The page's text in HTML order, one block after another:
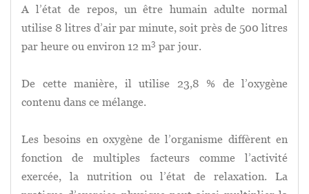
A l’état de repos, un être humain adulte normal
utilise 8 litres d’air par minute, soit près de 500 litres
par heure ou environ 12 m3 par jour.
De cette manière, il utilise 23,8 % de l’oxygène
contenu dans ce mélange.
Les besoins en oxygène de l’organisme diffèrent en
fonction de multiples facteurs comme l’activité
exercée, la nutrition ou l’état de relaxation. La